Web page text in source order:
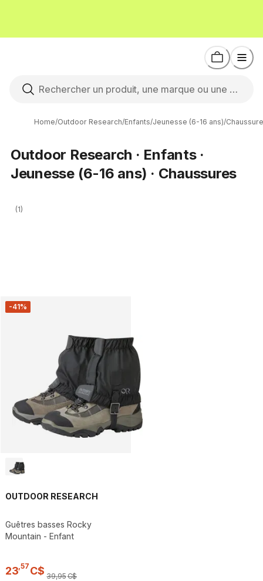
Home/Outdoor Research/Enfants/Jeunesse (6-16 ans)/
Outdoor Research · Enfants ·
Jeunesse (6-16 ans) · Chaussures
(1)
-41%
OUTDOOR RESEARCH
Guêtres basses Rocky
Mountain - Enfant
23 57 C$ 39,95C$